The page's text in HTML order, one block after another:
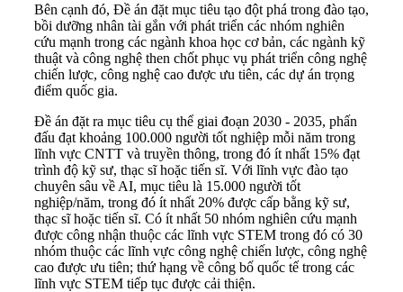
Bên cạnh đó, Đề án đặt mục tiêu tạo đột phá trong đào tạo,
bồi dưỡng nhân tài gắn với phát triển các nhóm nghiên
cứu mạnh trong các ngành khoa học cơ bản, các ngành kỹ
thuật và công nghệ then chốt phục vụ phát triển công nghệ
chiến lược, công nghệ cao được ưu tiên, các dự án trọng
điểm quốc gia.
Đề án đặt ra mục tiêu cụ thể giai đoạn 2030 - 2035, phấn
đấu đạt khoảng 100.000 người tốt nghiệp mỗi năm trong
lĩnh vực CNTT và truyền thông, trong đó ít nhất 15% đạt
trình độ kỹ sư, thạc sĩ hoặc tiến sĩ. Với lĩnh vực đào tạo
chuyên sâu về AI, mục tiêu là 15.000 người tốt
nghiệp/năm, trong đó ít nhất 20% được cấp bằng kỹ sư,
thạc sĩ hoặc tiến sĩ. Có ít nhất 50 nhóm nghiên cứu mạnh
được công nhận thuộc các lĩnh vực STEM trong đó có 30
nhóm thuộc các lĩnh vực công nghệ chiến lược, công nghệ
cao được ưu tiên; thứ hạng về công bố quốc tế trong các
lĩnh vực STEM tiếp tục được cải thiện.